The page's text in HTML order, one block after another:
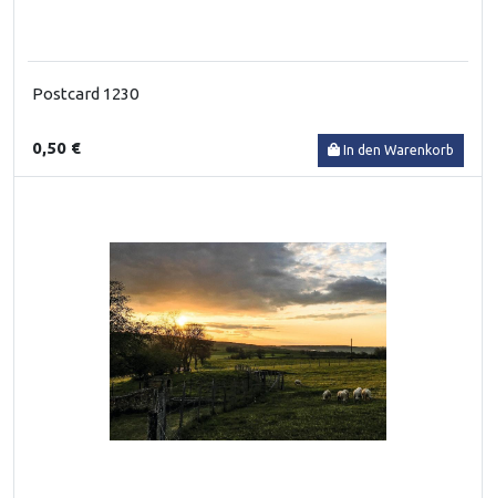
Postcard 1230
0,50 € In den Warenkorb